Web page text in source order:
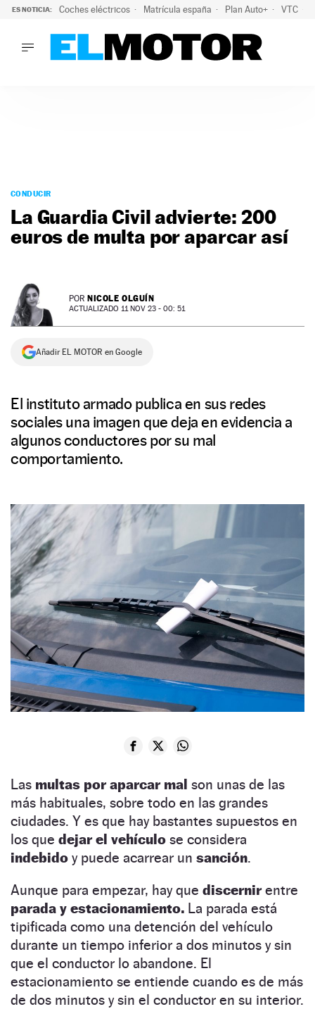
ES NOTICIA: Coches eléctricos Matrícula españa Plan Auto+ VTC
PODCAST
MOTOS
TECNOLOGÍA
PREMIOS
SERVICIOS
CONDUCIR
La Guardia Civil advierte: 200
euros de multa por aparcar así
POR NICOLE OLGUÍN
ACTUALIZADO 11 NOV 23 - 00: 51
Añadir EL MOTOR en Google
El instituto armado publica en sus redes
sociales una imagen que deja en evidencia a
algunos conductores por su mal
comportamiento.
Las multas por aparcar mal son unas de las
más habituales, sobre todo en las grandes
ciudades. Y es que hay bastantes supuestos en
los que dejar el vehículo se considera
indebido y puede acarrear un sanción.
Aunque para empezar, hay que discernirentre
parada y estacionamiento. La parada está
tipificada como una detención del vehículo
durante un tiempo inferior a dos minutos y sin
que el conductor lo abandone. El
estacionamiento se entiende cuando es de más
de dos minutos y sin el conductor en su interior.